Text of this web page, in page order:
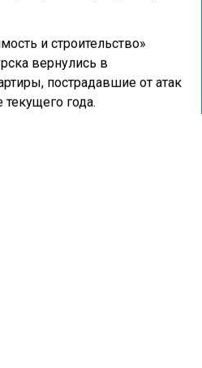
и строительство»
вернулись в
пострадавшие от атак
года.